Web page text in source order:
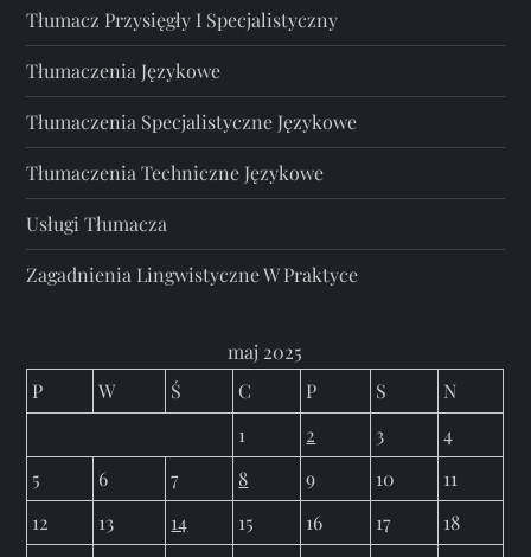
Tłumacz Przysięgły I Specjalistyczny
Tłumaczenia Językowe
Tłumaczenia Specjalistyczne Językowe
Tłumaczenia Techniczne Językowe
Usługi Tłumacza
Zagadnienia Lingwistyczne W Praktyce
maj 2025
P
W Ś C P S
N
1
2 3
4
5
6 7 8 9 10
11
12
13 14 15 16 17
18